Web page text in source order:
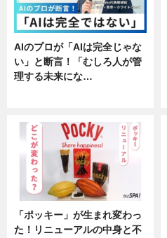
AIのプロが「AIは完全じゃな
い」と断言！「むしろ人が管
理する未来にな…
「ポッキー」が生まれ変わっ
た！リニューアルの中身と不